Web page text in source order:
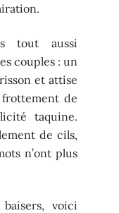
tout aussi
couples : un
et attise
de
taquine.
de cils,
n’ont plus
voici